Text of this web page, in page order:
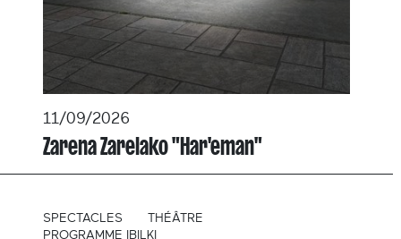
11/09/2026
Zarena Zarelako "Har'eman"
SPECTACLES
THÉÂTRE
PROGRAMME IBILKI